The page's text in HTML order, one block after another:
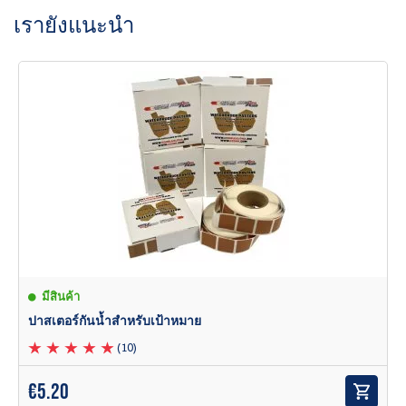
เขียนรีวิว
เรายังแนะนำ
มีสินค้า
ปาสเตอร์กันน้ำสำหรับเป้าหมาย
(10)
€5.20